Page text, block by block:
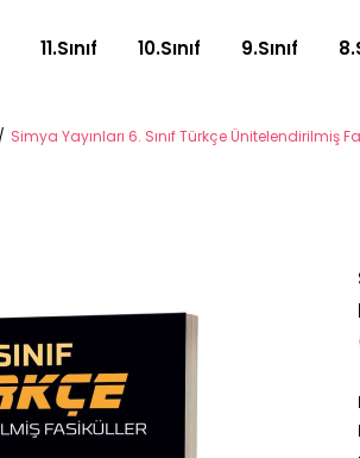
11.Sınıf 10.Sınıf 9.Sınıf
Simya Yayınları 6. Sınıf Türkçe Ünitelendirilmiş